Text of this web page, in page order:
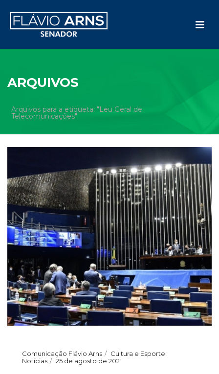
ARQUIVOS
Arquivos para a etiqueta: "Leu Geral de
Telecomunicações"
Comunicação Flávio Arns Cultura e Esporte
Notícias
25 de agosto de 2021